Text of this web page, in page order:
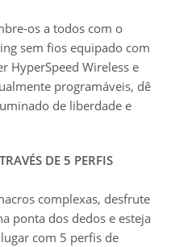
os a todos com o
sem fios equipado com
HyperSpeed Wireless e
programáveis, dê
de liberdade e
DE 5 PERFIS
complexas, desfrute
ponta dos dedos e esteja
com 5 perfis de